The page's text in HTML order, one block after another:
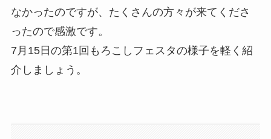
なかったのですが、たくさんの方々が来てくださ
ったので感激です。
7月15日の第1回もろこしフェスタの様子を軽く紹
介しましょう。